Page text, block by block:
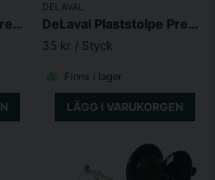
Skicka fråga
DeLaval Plaststolpe Premium 145 Vit
DELAVAL
DeLaval Plaststolpe Premium 78cm Grön
35 kr / Styck
Finns i lager
LÄGG I VARUKORGEN